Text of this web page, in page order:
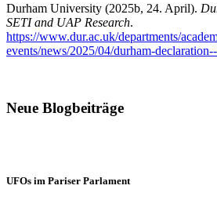
Durham University (2025b, 24. April).
SETI and UAP Research.
https://www.dur.ac.uk/departments/
events/news/2025/04/durham-
Neue Blogbeiträge
UFOs im Pariser Parlament